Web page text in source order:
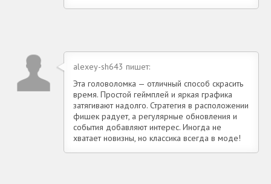
alexey-sh643 пишет:
Эта головоломка — отличный способ скрасить
время. Простой геймплей и яркая графика
затягивают надолго. Стратегия в расположении
фишек радует, а регулярные обновления и
события добавляют интерес. Иногда не
хватает новизны, но классика всегда в моде!